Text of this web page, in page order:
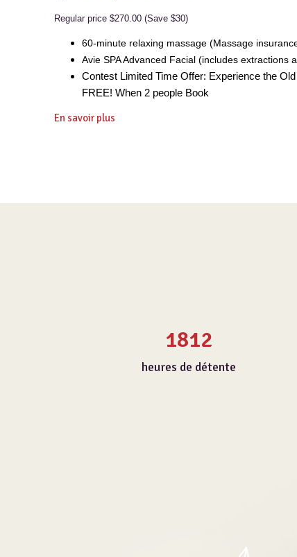
Regular price $270.00 (Save $30)
60-minute relaxing massage (Massage
Avie SPA Advanced Facial (includes extractions
Contest Limited Time Offer: Experience the
FREE! When 2 people Book
En savoir plus
1812
heures de détente